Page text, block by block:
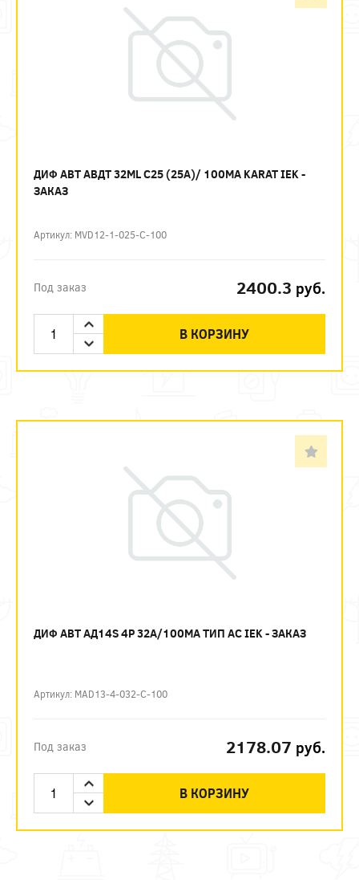
ДИФ АВТ АВДТ 32ML C25 (25А)/ 100МА KARAT IEK -
ЗАКАЗ
Артикул: MVD12-1-025-C-100
Под заказ 2400.3 руб.
В КОРЗИНУ
ДИФ АВТ АД14S 4P 32А/100МА ТИП AC IEK - ЗАКАЗ
Артикул: MAD13-4-032-C-100
Под заказ 2178.07 руб.
В КОРЗИНУ